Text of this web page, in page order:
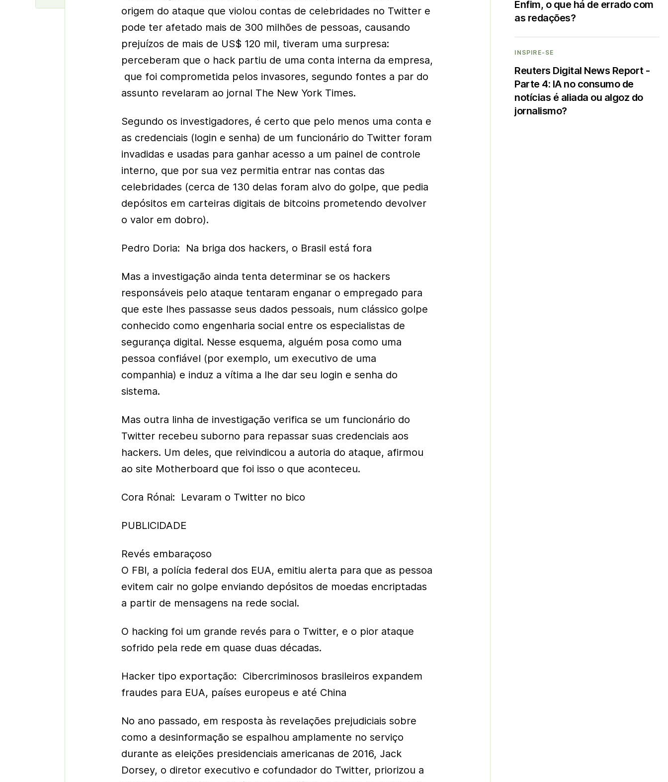
origem do ataque que violou contas de celebridades no Twitter e
pode ter afetado mais de 300 milhões de pessoas, causando
prejuízos de mais de US$ 120 mil, tiveram uma surpresa:
perceberam que o hack partiu de uma conta interna da empresa,
que foi comprometida pelos invasores, segundo fontes a par do
assunto revelaram ao jornal The New York Times.
Segundo os investigadores, é certo que pelo menos uma conta e
as credenciais (login e senha) de um funcionário do Twitter foram
invadidas e usadas para ganhar acesso a um painel de controle
interno, que por sua vez permitia entrar nas contas das
celebridades (cerca de 130 delas foram alvo do golpe, que pedia
depósitos em carteiras digitais de bitcoins prometendo devolver
o valor em dobro).
Pedro Doria: Na briga dos hackers, o Brasil está fora
Mas a investigação ainda tenta determinar se os hackers
responsáveis pelo ataque tentaram enganar o empregado para
que este lhes passasse seus dados pessoais, num clássico golpe
conhecido como engenharia social entre os especialistas de
segurança digital. Nesse esquema, alguém posa como uma
pessoa confiável (por exemplo, um executivo de uma
companhia) e induz a vítima a lhe dar seu login e senha do
sistema.
Mas outra linha de investigação verifica se um funcionário do
Twitter recebeu suborno para repassar suas credenciais aos
hackers. Um deles, que reivindicou a autoria do ataque, afirmou
ao site Motherboard que foi isso o que aconteceu.
Cora Rónai: Levaram o Twitter no bico
PUBLICIDADE
Revés embaraçoso
O FBI, a polícia federal dos EUA, emitiu alerta para que as pessoa
evitem cair no golpe enviando depósitos de moedas encriptadas
a partir de mensagens na rede social.
O hacking foi um grande revés para o Twitter, e o pior ataque
sofrido pela rede em quase duas décadas.
Hacker tipo exportação: Cibercriminosos brasileiros expandem
fraudes para EUA, países europeus e até China
No ano passado, em resposta às revelações prejudiciais sobre
como a desinformação se espalhou amplamente no serviço
durante as eleições presidenciais americanas de 2016, Jack
Dorsey, o diretor executivo e cofundador do Twitter, priorizou a
Enfim, o que há de errado com
as redações?
INSPIRE-SE
Reuters Digital News Report -
Parte 4: IA no consumo de
notícias é aliada ou algoz do
jornalismo?